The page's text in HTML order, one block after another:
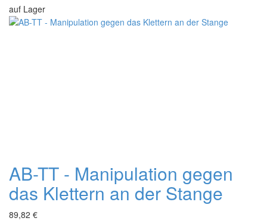
auf Lager
AB-TT - Manipulation gegen
das Klettern an der Stange
89,82 €